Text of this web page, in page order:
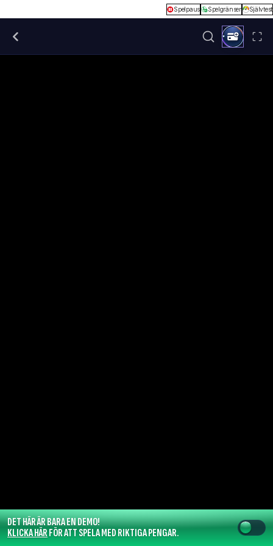
Spelpaus Spelgränser Självtest
DET HÄR ÄR BARA EN DEMO!
KLICKA HÄRFÖR ATT SPELA MED RIKTIGA PENGAR.